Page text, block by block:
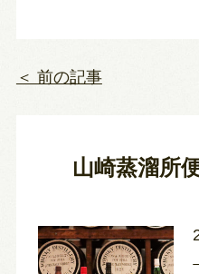
＜ 前の記事
山崎蒸溜所